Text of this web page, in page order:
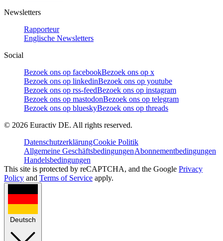
Newsletters
Rapporteur
Englische Newsletters
Social
Bezoek ons op facebookBezoek ons op x
Bezoek ons op linkedinBezoek ons op youtube
Bezoek ons op rss-feedBezoek ons op instagram
Bezoek ons op mastodonBezoek ons op telegram
Bezoek ons op blueskyBezoek ons op threads
© 2026 Euractiv DE. All rights reserved.
DatenschutzerklärungCookie Politik
Allgemeine GeschäftsbedingungenAbonnementbedingungen
Handelsbedingungen
This site is protected by reCAPTCHA, and the Google Privacy
Policy and Terms of Service apply.
Deutsch